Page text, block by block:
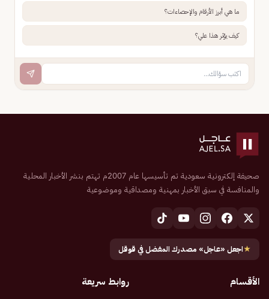
ما هي أبرز الأرقام والإحصاءات؟
كيف يؤثر هذا علي؟
صحيفة إلكترونية سعودية تم تأسيسها عام 2007م تهتم بنشر الأخبار المحلية
والمنافسة في سبق الأخبار بمهنية ومصداقية وموضوعية
★اجعل «عاجل» مصدرك المفضل في قوقل
الأقسام روابط سريعة